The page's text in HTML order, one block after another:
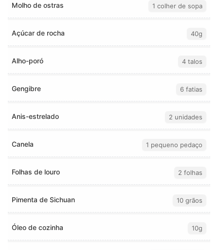
Molho de ostras 1 colher de sopa
Açúcar de rocha 40g
Alho-poró 4 talos
Gengibre 6 fatias
Anis-estrelado 2 unidades
Canela 1 pequeno pedaço
Folhas de louro 2 folhas
Pimenta de Sichuan 10 grãos
Óleo de cozinha 10g